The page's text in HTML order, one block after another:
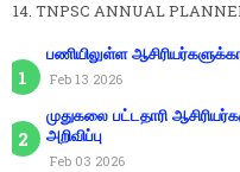
TNPSC ANNUAL
பணியிலுள்ள
Feb 13 2026
முதுகலை பட்டதாரி
அறிவிப்பு
Feb 03 2026